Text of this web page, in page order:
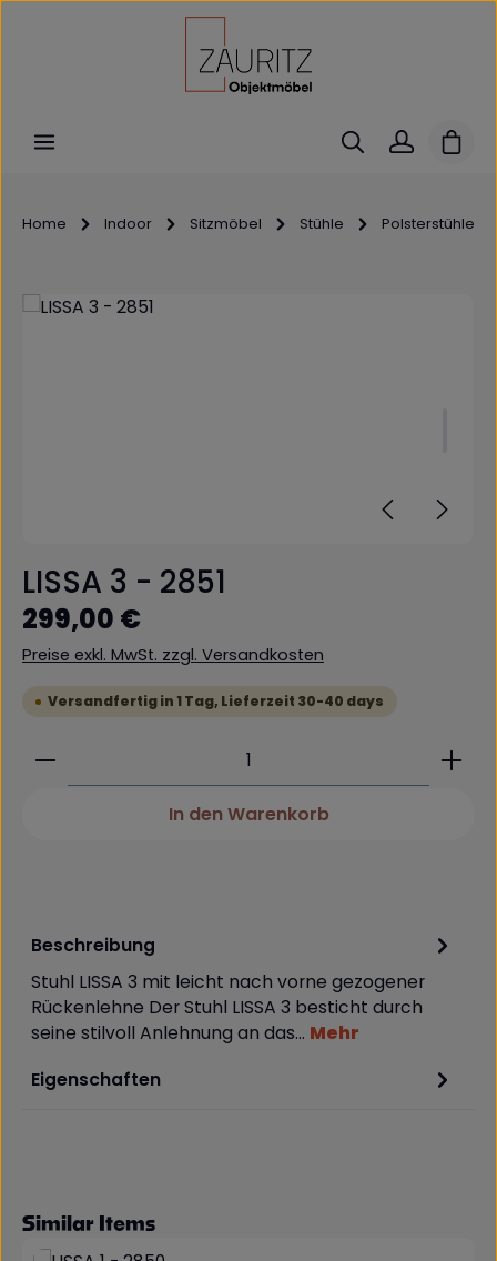
Zum Hauptinhalt springen
Home Indoor Sitzmöbel Stühle Polsterstühle
Bildergalerie überspringen
LISSA 3 - 2851
Regulärer Preis:
299,00 €
Preise exkl. MwSt. zzgl. Versandkosten
Versandfertig in 1 Tag, Lieferzeit 30-40 days
Produkt Anzahl: Gib den gewünschten Wert
In den Warenkorb
Beschreibung
Stuhl LISSA 3 mit leicht nach vorne gezogener
Rückenlehne Der Stuhl LISSA 3 besticht durch
seine stilvoll Anlehnung an das… Mehr
Eigenschaften
Produktgalerie überspringen
Similar Items